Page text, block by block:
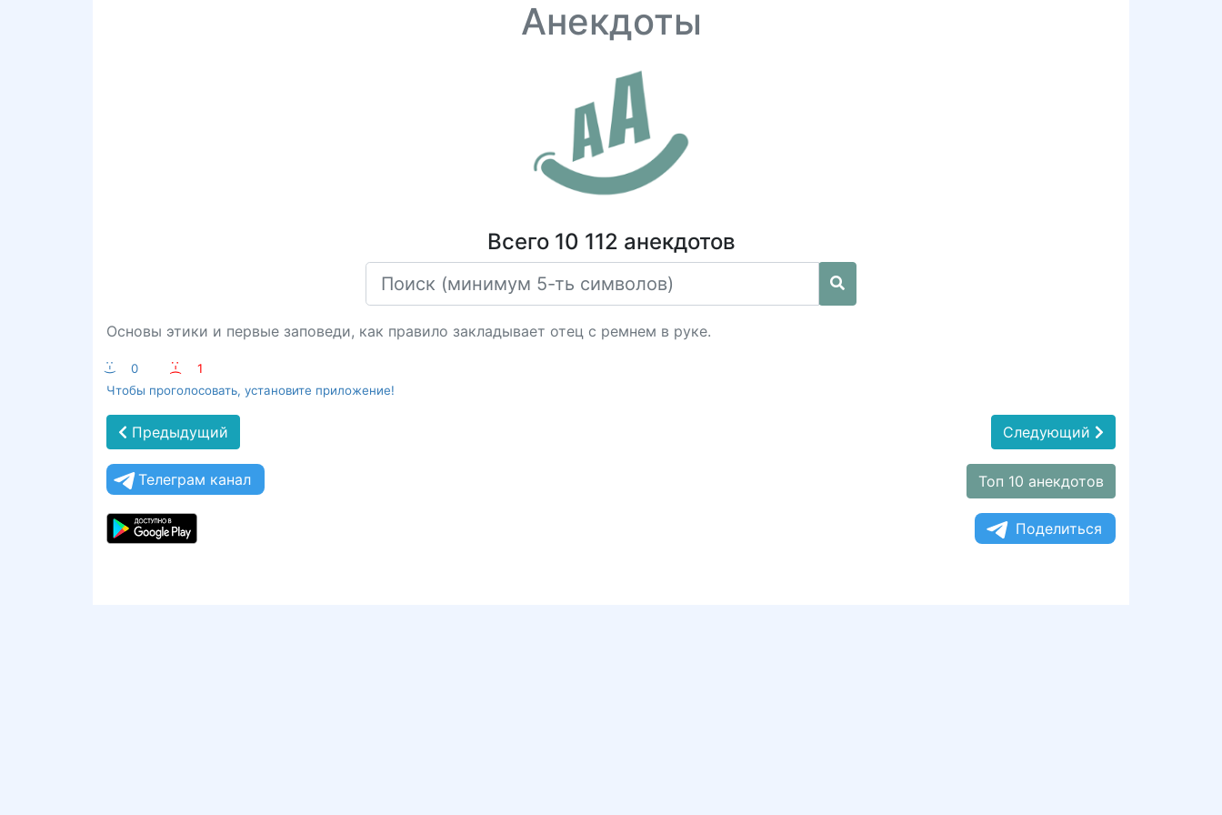
Анекдоты
Всего 10 112 анекдотов
Основы этики и первые заповеди, как правило закладывает отец с ремнем в руке.
:-) 0 :-(
1
Чтобы проголосовать, установите приложение!
Предыдущий Следующий
Телеграм канал Топ 10 анекдотов
Поделиться